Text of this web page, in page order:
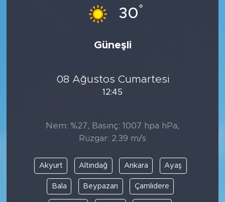
30°
Güneşli
08 Ağustos Cumartesi
12:45
Nem: %27, Basınç: 1007 hpa hPa,
Rüzgar: 2.39 m/s
Akyurt Altındağ Ankara Ayaş
Bala Beypazarı Çamlıdere